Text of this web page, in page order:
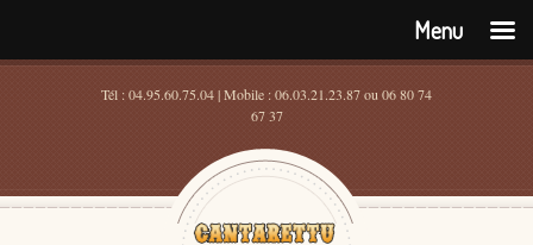
Tél : 04.95.60.75.04 | Mobile : 06.03.21.23.87 ou 06 80 74
67 37
Menu